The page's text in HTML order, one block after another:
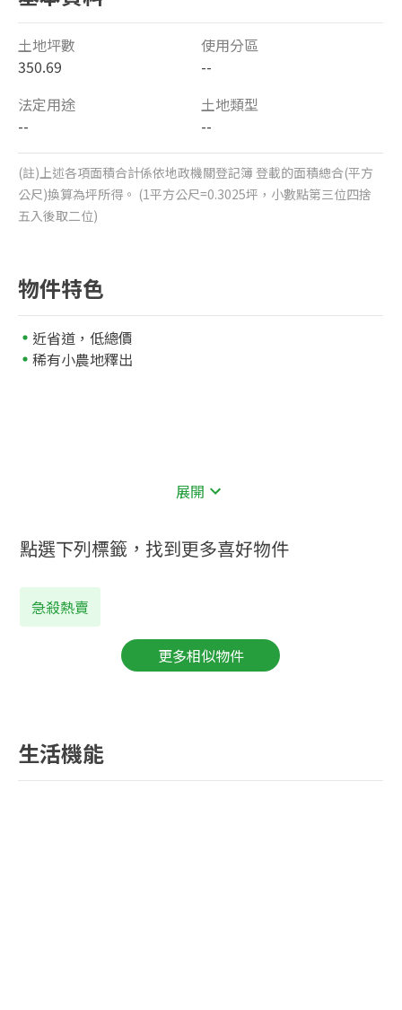
土地坪數
350.69
使用分區
--
法定用途
--
土地類型
--
(註)上述各項面積合計係依地政機關登記簿 登載的面積總合(平方
公尺)換算為坪所得。 (1平方公尺=0.3025坪，小數點第三位四捨
五入後取二位)
物件特色
近省道，低總價
稀有小農地釋出
展開
點選下列標籤，找到更多喜好物件
急殺熱賣
更多相似物件
生活機能